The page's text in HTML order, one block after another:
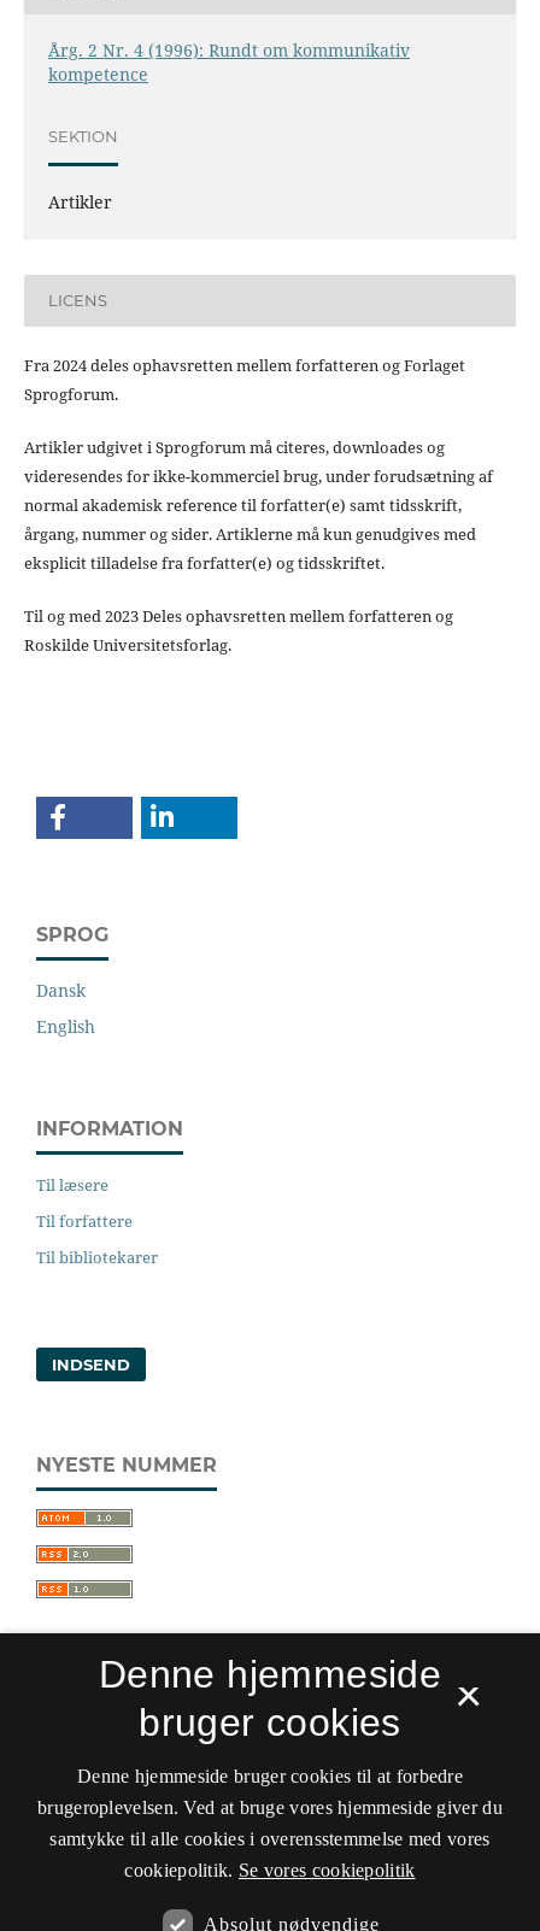
Årg. 2 Nr. 4 (1996): Rundt om kommunikativ
kompetence
SEKTION
Artikler
LICENS
Fra 2024 deles ophavsretten mellem forfatteren og Forlaget
Sprogforum.
Artikler udgivet i Sprogforum må citeres, downloades og
videresendes for ikke-kommerciel brug, under forudsætning af
normal akademisk reference til forfatter(e) samt tidsskrift,
årgang, nummer og sider. Artiklerne må kun genudgives med
eksplicit tilladelse fra forfatter(e) og tidsskriftet.
Til og med 2023 Deles ophavsretten mellem forfatteren og
Roskilde Universitetsforlag.
SPROG
Dansk
English
INFORMATION
Til læsere
Til forfattere
Til bibliotekarer
INDSEND
NYESTE NUMMER
Sprogforum. Tidsskrift for sprog- og
kulturpædagogik
ISSN 0909-9328 (Trykt)
ISSN 1399-8617 (Online)
Tilgængelighedserklæring
Det Kgl. Bibliotek
×
Denne hjemmeside
bruger cookies
Denne hjemmeside bruger cookies til at forbedre
brugeroplevelsen. Ved at bruge vores hjemmeside giver du
samtykke til alle cookies i overensstemmelse med vores
cookiepolitik. Se vores cookiepolitik
Absolut nødvendige